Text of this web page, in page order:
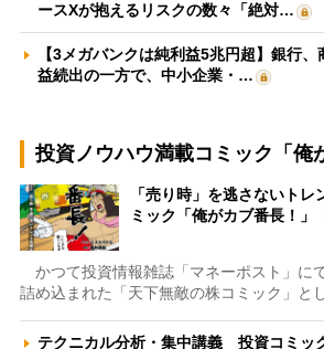
ースXが抱えるリスクの数々「絶対…
【3メガバンクは純利益5兆円超】銀行
益続出の一方で、中小企業・…
投資ノウハウ満載コミック「俺
「売り時」を逃さないト
ミック「俺がカブ番長！」
かつて投資情報雑誌「マネーポスト」に
詰め込まれた「天下無敵の株コミック」と
テクニカル分析・集中講義 投資コミッ